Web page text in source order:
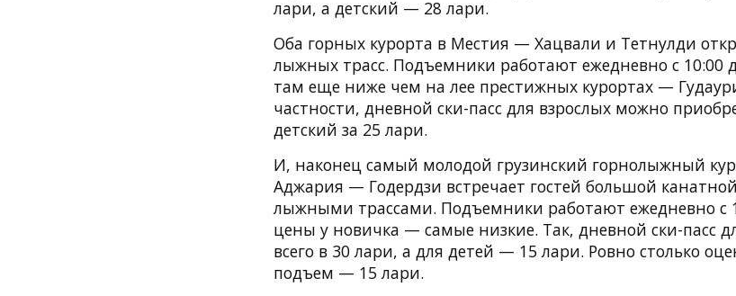
лари, а детский — 28 лари.
Оба горных курорта в Местия — Хацвали и Тетнулди
лыжных трасс. Подъемники работают ежедневно с 10:00
там еще ниже чем на лее престижных курортах —
частности, дневной ски-пасс для взрослых можно
детский за 25 лари.
И, наконец самый молодой грузинский горнолыжный
Аджария — Годердзи встречает гостей большой
лыжными трассами. Подъемники работают ежедневно с
цены у новичка — самые низкие. Так, дневной ски-пасс
всего в 30 лари, а для детей — 15 лари. Ровно столько
подъем — 15 лари.